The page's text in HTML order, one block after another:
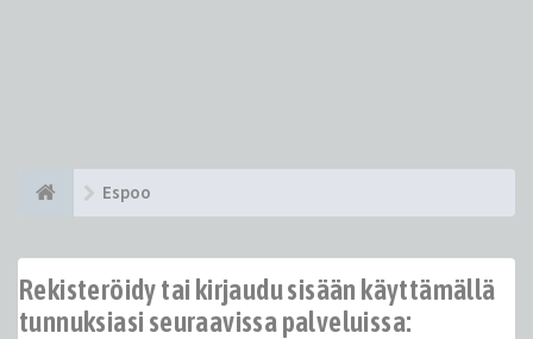
Espoo
Rekisteröidy tai kirjaudu sisään käyttämällä
tunnuksiasi seuraavissa palveluissa: